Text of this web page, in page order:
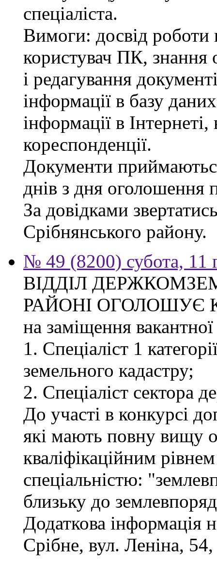
спеціаліста.
Вимоги: досвід роботи
користувач ПК, знання
і редагування
інформації в базу
інформації в
кореспонденції.
Документи
днів з дня оголошення
За довідками
Срібнянського району.
№ 49 (8200) субота, 11
ВІДДІЛ
РАЙОНІ ОГОЛОШУЄ
на заміщення вакантної
1. Спеціаліст 1
земельного кадастру;
2. Спеціаліст сектора
До участі в конкурсі
які мають повну вищу
кваліфікаційним
спеціальністю:
близьку до
Додаткова інформація
Срібне, вул. Леніна,